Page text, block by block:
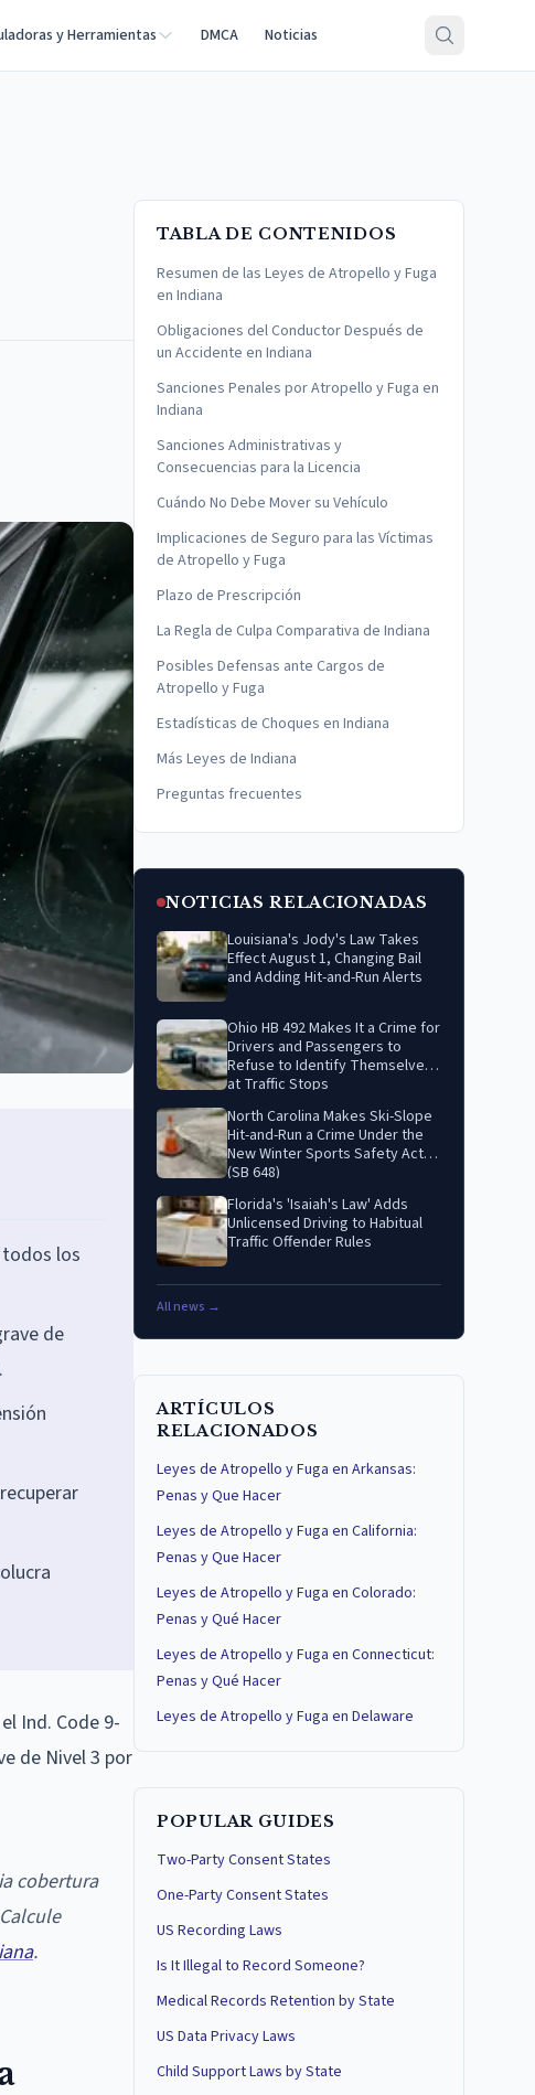
y Herramientas DMCA Noticias
todos los
de
Ind. Code 9-
de Nivel 3 por
cobertura
.
TABLA DE CONTENIDOS
Resumen de las Leyes de Atropello y Fuga
en Indiana
Obligaciones del Conductor Después de
un Accidente en Indiana
Sanciones Penales por Atropello y Fuga en
Indiana
Sanciones Administrativas y
Consecuencias para la Licencia
Cuándo No Debe Mover su Vehículo
Implicaciones de Seguro para las Víctimas
de Atropello y Fuga
Plazo de Prescripción
La Regla de Culpa Comparativa de Indiana
Posibles Defensas ante Cargos de
Atropello y Fuga
Estadísticas de Choques en Indiana
Más Leyes de Indiana
Preguntas frecuentes
NOTICIAS RELACIONADAS
Louisiana's Jody's Law Takes
Effect August 1, Changing Bail
and Adding Hit-and-Run Alerts
Ohio HB 492 Makes It a Crime for
Drivers and Passengers to
Refuse to Identify Themselves
at Traffic Stops
North Carolina Makes Ski-Slope
Hit-and-Run a Crime Under the
New Winter Sports Safety Act
(SB 648)
Florida's 'Isaiah's Law' Adds
Unlicensed Driving to Habitual
Traffic Offender Rules
All news →
ARTÍCULOS
RELACIONADOS
Leyes de Atropello y Fuga en Arkansas:
Penas y Que Hacer
Leyes de Atropello y Fuga en California:
Penas y Que Hacer
Leyes de Atropello y Fuga en Colorado:
Penas y Qué Hacer
Leyes de Atropello y Fuga en Connecticut:
Penas y Qué Hacer
Leyes de Atropello y Fuga en Delaware
POPULAR GUIDES
Two-Party Consent States
One-Party Consent States
US Recording Laws
Is It Illegal to Record Someone?
Medical Records Retention by State
US Data Privacy Laws
Child Support Laws by State